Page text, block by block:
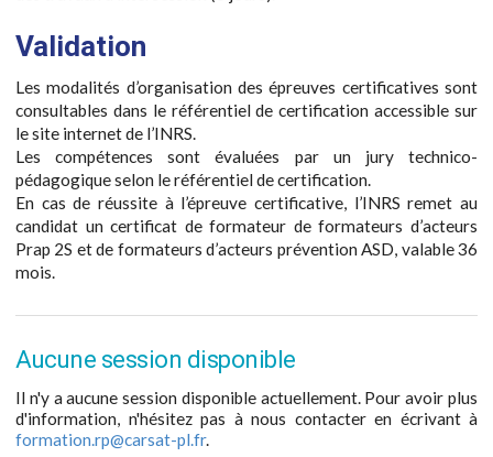
Validation
Les modalités d’organisation des épreuves certificatives sont
consultables dans le référentiel de certification accessible sur
le site internet de l’INRS.
Les compétences sont évaluées par un jury technico-
pédagogique selon le référentiel de certification.
En cas de réussite à l’épreuve certificative, l’INRS remet au
candidat un certificat de formateur de formateurs d’acteurs
Prap 2S et de formateurs d’acteurs prévention ASD, valable 36
mois.
Aucune session disponible
Il n'y a aucune session disponible actuellement. Pour avoir plus
d'information, n'hésitez pas à nous contacter en écrivant à
formation.rp@carsat-pl.fr.